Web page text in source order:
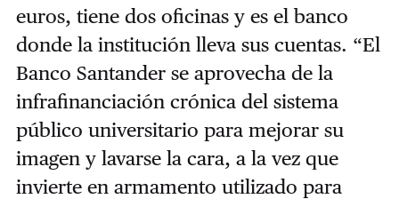
euros, tiene dos oficinas y es el banco
donde la institución lleva sus cuentas. “El
Banco Santander se aprovecha de la
infrafinanciación crónica del sistema
público universitario para mejorar su
imagen y lavarse la cara, a la vez que
invierte en armamento utilizado para